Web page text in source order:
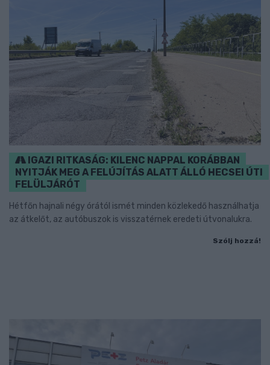
IGAZI RITKASÁG: KILENC NAPPAL KORÁBBAN
NYITJÁK MEG A FELÚJÍTÁS ALATT ÁLLÓ HECSEI ÚTI
FELÜLJÁRÓT
Hétfőn hajnali négy órától ismét minden közlekedő használhatja
az átkelőt, az autóbuszok is visszatérnek eredeti útvonalukra.
Szólj hozzá!